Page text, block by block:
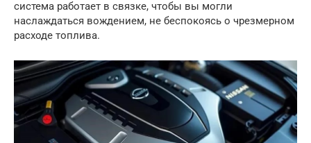
система работает в связке, чтобы вы могли
наслаждаться вождением, не беспокоясь о чрезмерном
расходе топлива.